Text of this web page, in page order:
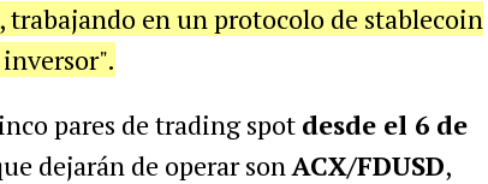
trabajando en un protocolo de stablecoin
pares de trading spot desde el 6 de
dejarán de operar sonACX/FDUSD,